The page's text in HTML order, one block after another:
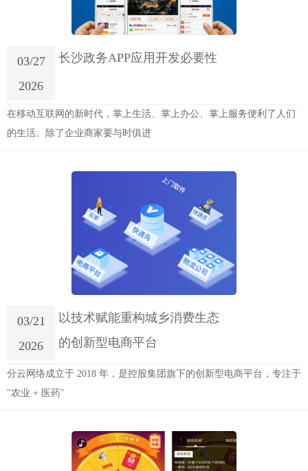
03/27
2026
长沙政务APP应用开发必要性
在移动互联网的新时代，掌上生活、掌上办公、掌上服务便利了人们
的生活。除了企业商家要与时俱进
03/21
2026
以技术赋能重构城乡消费生态
的创新型电商平台
分云网络成立于 2018 年，是控股集团旗下的创新型电商平台，专注于
"农业 + 医药"